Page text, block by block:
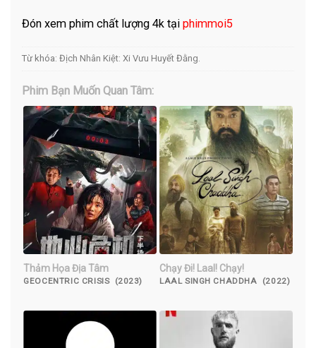
Đón xem phim chất lượng 4k tạiphimmoi5
Từ khóa:Địch Nhân Kiệt: Xi Vưu Huyết Đằng
Phim Bạn Muốn Quan Tâm:
Thảm Họa Địa Tâm
GEOCENTRIC CRISIS (2023)
Chạy Đi! Laal! Chạy!
LAAL SINGH CHADDHA (2022)